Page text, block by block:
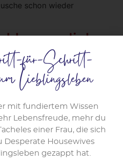
schon wieder
– dich
ist der
einem
für-Schritt-
Lieblingsleben
mit fundiertem Wissen
Lebensfreude, mehr du
einer Frau, die sich
Desperate Housewives
gezappt hat.